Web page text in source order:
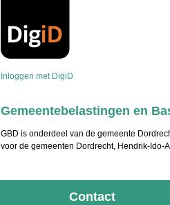
Inloggen met DigiD
Gemeentebelastingen en
GBD is onderdeel van de gemeente
voor de gemeenten Dordrecht, Hendrik-Ido-
Contact